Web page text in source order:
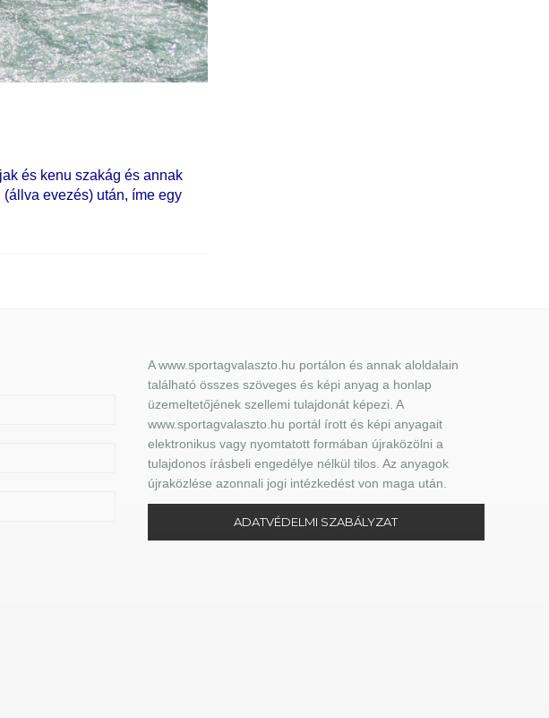
és kenu szakág és annak
evezés) után, íme egy
A www.sportagvalaszto.hu portálon és annak aloldalain
található összes szöveges és képi anyag a honlap
üzemeltetőjének szellemi tulajdonát képezi. A
www.sportagvalaszto.hu portál írott és képi anyagait
elektronikus vagy nyomtatott formában újraközölni a
tulajdonos írásbeli engedélye nélkül tilos. Az anyagok
újraközlése azonnali jogi intézkedést von maga után.
ADATVÉDELMI SZABÁLYZAT